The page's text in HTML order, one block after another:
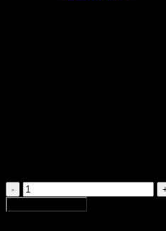
190/55ZR17
[T]
75W